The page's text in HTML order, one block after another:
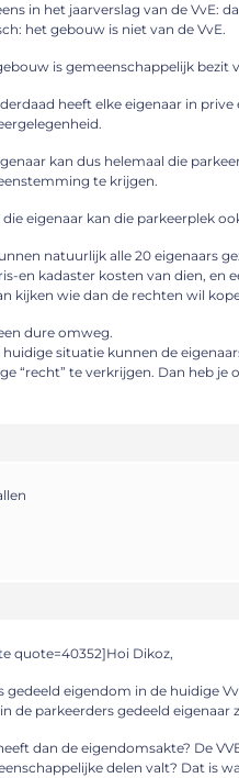
in het jaarverslag van de VvE:
het gebouw is niet van de VvE.
is gemeenschappelijk bezit
heeft elke eigenaar in
kan dus helemaal die
te krijgen.
die eigenaar kan die parkeerplek
natuurlijk alle 20 eigenaars
en kadaster kosten van dien, en
kijken wie dan de rechten wil
dure omweg.
huidige situatie kunnen de
“recht” te verkrijgen. Dan heb
quote=40352]Hoi Dikoz,
gedeeld eigendom in de huidige
de parkeerders gedeeld eigenaar
dan de eigendomsakte? De
delen valt? Dat is